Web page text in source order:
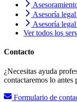
Asesoría
Asesoría
Ver todos los
Contacto
¿Necesitas ayuda
contactaremos lo antes
Formulario de